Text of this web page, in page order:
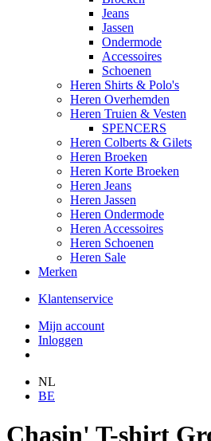
Jeans
Jassen
Ondermode
Accessoires
Schoenen
Heren Shirts & Polo's
Heren Overhemden
Heren Truien & Vesten
SPENCERS
Heren Colberts & Gilets
Heren Broeken
Heren Korte Broeken
Heren Jeans
Heren Jassen
Heren Ondermode
Heren Accessoires
Heren Schoenen
Heren Sale
Merken
Klantenservice
Mijn account
Inloggen
NL
BE
Chasin' T-shirt